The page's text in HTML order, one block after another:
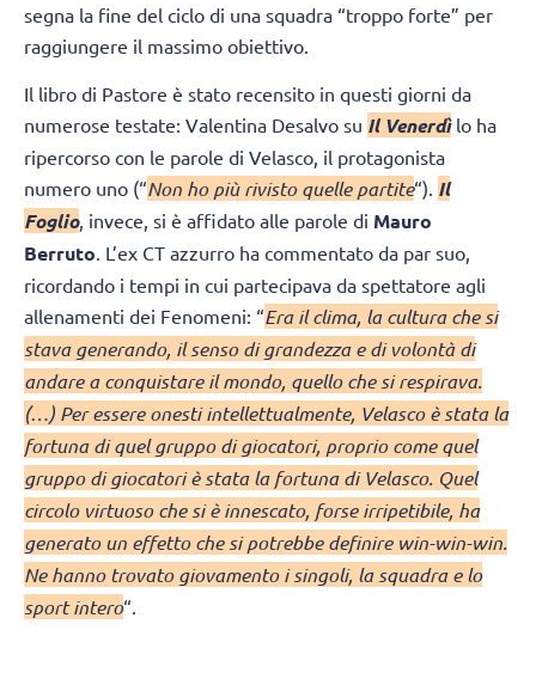
segna la fine del ciclo di una squadra “troppo forte” per
raggiungere il massimo obiettivo.
Il libro di Pastore è stato recensito in questi giorni da
numerose testate: Valentina Desalvo su Il Venerdìlo ha
ripercorso con le parole di Velasco, il protagonista
numero uno (“Non ho più rivisto quelle partite“). Il
Foglio, invece, si è affidato alle parole di Mauro
Berruto. L’ex CT azzurro ha commentato da par suo,
ricordando i tempi in cui partecipava da spettatore agli
allenamenti dei Fenomeni: “Era il clima, la cultura che si
stava generando, il senso di grandezza e di volontà di
andare a conquistare il mondo, quello che si respirava.
(…) Per essere onesti intellettualmente, Velasco è stata la
fortuna di quel gruppo di giocatori, proprio come quel
gruppo di giocatori è stata la fortuna di Velasco. Quel
circolo virtuoso che si è innescato, forse irripetibile, ha
generato un effetto che si potrebbe definire win-win-win.
Ne hanno trovato giovamento i singoli, la squadra e lo
sport intero“.